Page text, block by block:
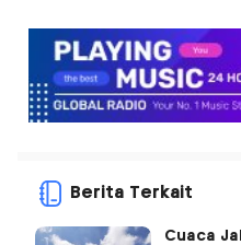
Berita Terkait
Cuaca